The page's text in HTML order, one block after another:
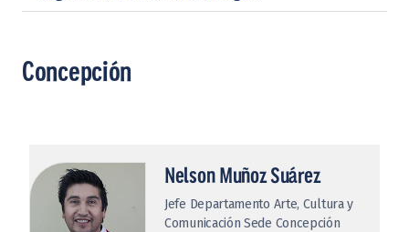
Concepción
Nelson Muñoz Suárez
Jefe Departamento Arte, Cultura y
Comunicación Sede Concepción